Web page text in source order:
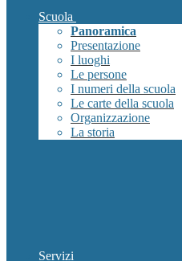
Scuola
Panoramica
Presentazione
I luoghi
Le persone
I numeri della scuola
Le carte della scuola
Organizzazione
La storia
Servizi